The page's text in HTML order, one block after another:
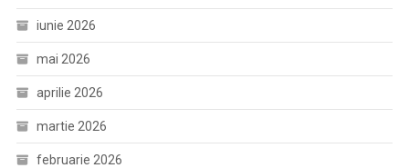
iunie 2026
mai 2026
aprilie 2026
martie 2026
februarie 2026